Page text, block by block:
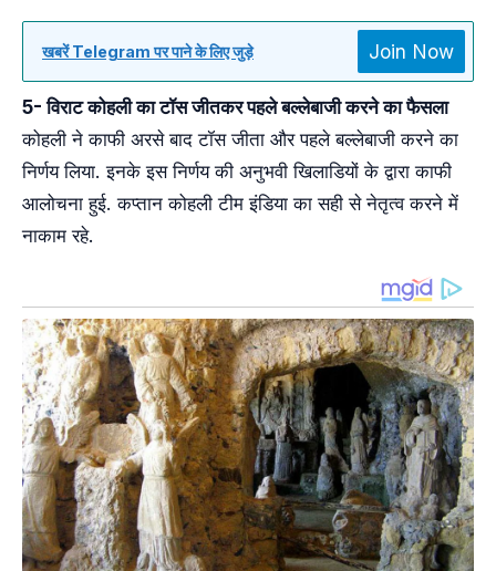
खबरें Telegram पर पाने के लिए जुड़े Join Now
5- विराट कोहली का टॉस जीतकर पहले बल्लेबाजी करने का फैसला
कोहली ने काफी अरसे बाद टॉस जीता और पहले बल्लेबाजी करने का
निर्णय लिया. इनके इस निर्णय की अनुभवी खिलाडियों के द्वारा काफी
आलोचना हुई. कप्तान कोहली टीम इंडिया का सही से नेतृत्व करने में
नाकाम रहे.